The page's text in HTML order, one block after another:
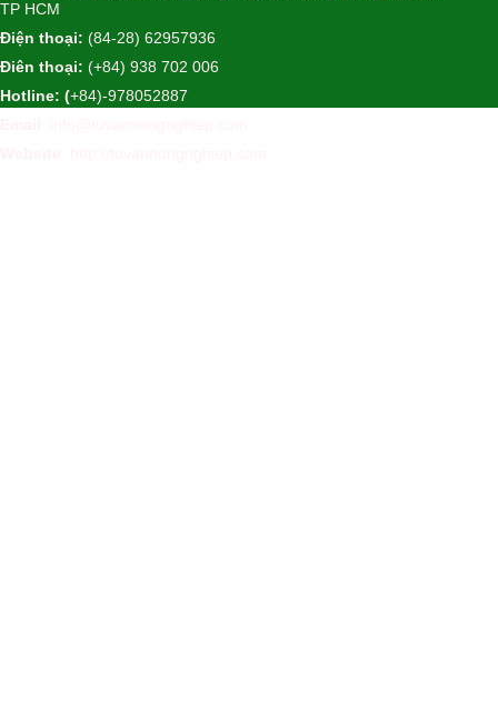
TP HCM
Điện thoại: (84-28) 62957936
Điên thoại: (+84) 938 702 006
Hotline: (+84)-978052887